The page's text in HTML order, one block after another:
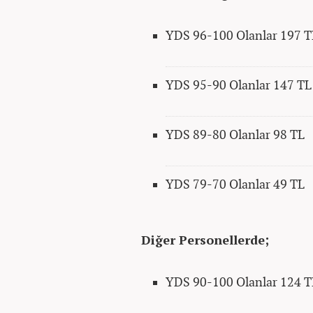
YDS 96-100 Olanlar 197
YDS 95-90 Olanlar 147 TL
YDS 89-80 Olanlar 98 TL
YDS 79-70 Olanlar 49 TL
Diğer Personellerde;
YDS 90-100 Olanlar 124